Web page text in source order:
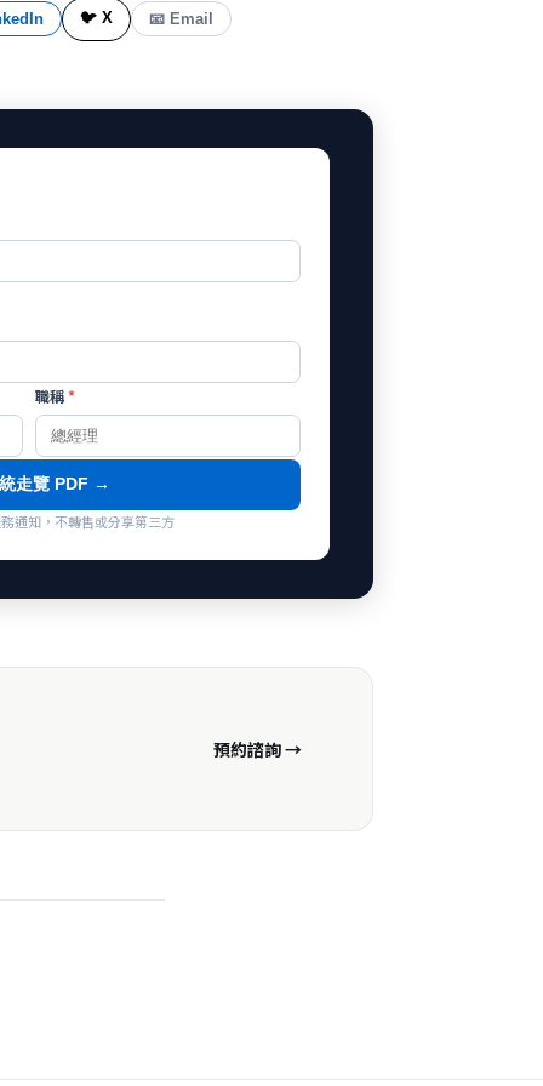
🐦 X 📧 Email
職稱*
走覽 PDF →
通知，不轉售或分享第三方
預約諮詢 →